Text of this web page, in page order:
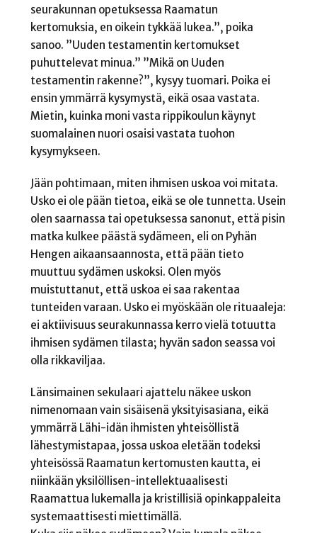
seurakunnan opetuksessa Raamatun
kertomuksia, en oikein tykkää lukea.”, poika
sanoo. ”Uuden testamentin kertomukset
puhuttelevat minua.” ”Mikä on Uuden
testamentin rakenne?”, kysyy tuomari. Poika ei
ensin ymmärrä kysymystä, eikä osaa vastata.
Mietin, kuinka moni vasta rippikoulun käynyt
suomalainen nuori osaisi vastata tuohon
kysymykseen.
Jään pohtimaan, miten ihmisen uskoa voi mitata.
Usko ei ole pään tietoa, eikä se ole tunnetta. Usein
olen saarnassa tai opetuksessa sanonut, että pisin
matka kulkee päästä sydämeen, eli on Pyhän
Hengen aikaansaannosta, että pään tieto
muuttuu sydämen uskoksi. Olen myös
muistuttanut, että uskoa ei saa rakentaa
tunteiden varaan. Usko ei myöskään ole rituaaleja:
ei aktiivisuus seurakunnassa kerro vielä totuutta
ihmisen sydämen tilasta; hyvän sadon seassa voi
olla rikkaviljaa.
Länsimainen sekulaari ajattelu näkee uskon
nimenomaan vain sisäisenä yksityisasiana, eikä
ymmärrä Lähi-idän ihmisten yhteisöllistä
lähestymistapaa, jossa uskoa eletään todeksi
yhteisössä Raamatun kertomusten kautta, ei
niinkään yksilöllisen-intellektuaalisesti
Raamattua lukemalla ja kristillisiä opinkappaleita
systemaattisesti miettimällä.